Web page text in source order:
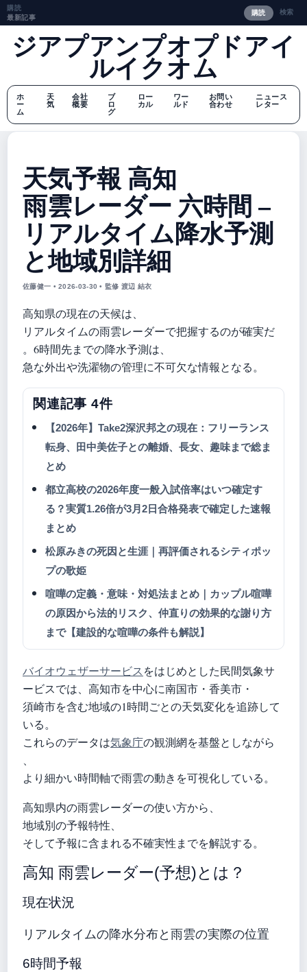
購読
最新記事
購読 検索
ジアプアンプオプドアイ
ルイクオム
ホ
ー
ム
天
気
会社
概要
ブ
ロ
グ
ロー
カル
ワー
ルド
お問い
合わせ
ニュース
レター
天気予報 高知
雨雲レーダー 六時間 –
リアルタイム降水予測
と地域別詳細
佐藤健一 • 2026-03-30 • 監修 渡辺 結衣
高知県の現在の天候は、
リアルタイムの雨雲レーダーで把握するのが確実だ
。6時間先までの降水予測は、
急な外出や洗濯物の管理に不可欠な情報となる。
関連記事 4件
【2026年】Take2深沢邦之の現在：フリーランス
転身、田中美佐子との離婚、長女、趣味まで総ま
とめ
都立高校の2026年度一般入試倍率はいつ確定す
る？実質1.26倍が3月2日合格発表で確定した速報
まとめ
松原みきの死因と生涯｜再評価されるシティポッ
プの歌姫
喧嘩の定義・意味・対処法まとめ｜カップル喧嘩
の原因から法的リスク、仲直りの効果的な謝り方
まで【建設的な喧嘩の条件も解説】
バイオウェザーサービスをはじめとした民間気象サ
ービスでは、高知市を中心に南国市・香美市・
須崎市を含む地域の1時間ごとの天気変化を追跡して
いる。
これらのデータは気象庁の観測網を基盤としながら
、
より細かい時間軸で雨雲の動きを可視化している。
高知県内の雨雲レーダーの使い方から、
地域別の予報特性、
そして予報に含まれる不確実性までを解説する。
高知 雨雲レーダー(予想)とは？
現在状況
リアルタイムの降水分布と雨雲の実際の位置
6時間予報